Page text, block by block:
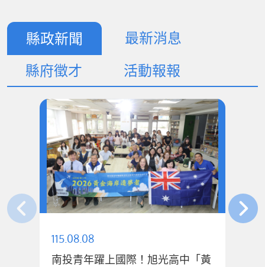
縣政新聞
最新消息
縣府徵才
活動報報
115.08.08
南投青年躍上國際！旭光高中「黃